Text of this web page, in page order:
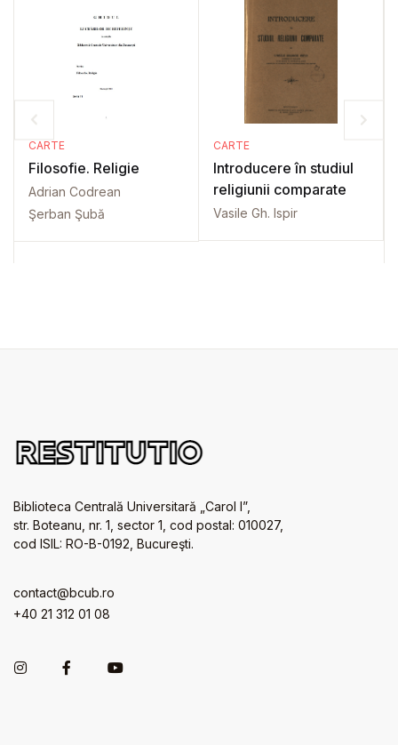
CARTE
Filosofie. Religie
Adrian Codrean
Şerban Şubă
CARTE
Introducere în studiul
religiunii comparate
Vasile Gh. Ispir
Biblioteca Centrală Universitară „Carol I”,
str. Boteanu, nr. 1, sector 1, cod postal: 010027,
cod ISIL: RO-B-0192, Bucureşti.
contact@bcub.ro
+40 21 312 01 08